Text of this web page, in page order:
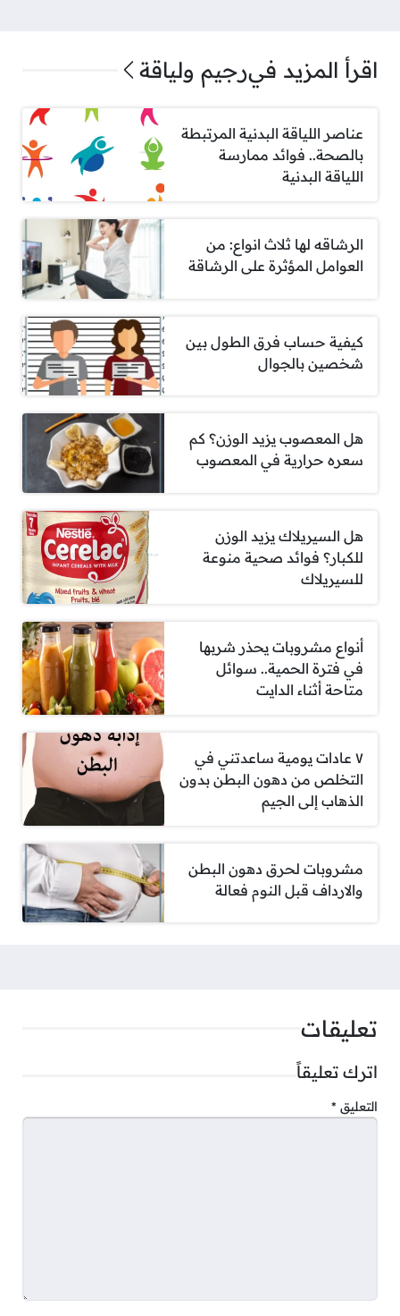
اقرأ المزيد فيرجيم ولياقة
عناصر اللياقة البدنية المرتبطة
بالصحة.. فوائد ممارسة
اللياقة البدنية
الرشاقه لها ثلاث انواع: من
العوامل المؤثرة على الرشاقة
كيفية حساب فرق الطول بين
شخصين بالجوال
هل المعصوب يزيد الوزن؟ كم
سعره حرارية في المعصوب
هل السيريلاك يزيد الوزن
للكبار؟ فوائد صحية منوعة
للسيريلاك
أنواع مشروبات يحذر شربها
في فترة الحمية.. سوائل
متاحة أثناء الدايت
٧ عادات يومية ساعدتني في
التخلص من دهون البطن بدون
الذهاب إلى الجيم
مشروبات لحرق دهون البطن
والارداف قبل النوم فعالة
تعليقات
اترك تعليقاً
التعليق *